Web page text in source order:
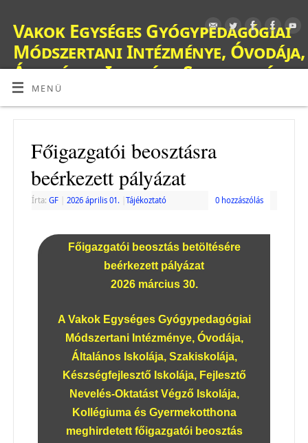
Vakok Egységes Gyógypedagógiai
Módszertani Intézménye, Óvodája,
Általános Iskolája, Szakiskolája,
Készségfejlesztő Iskolája, Fejlesztő
Nevelés-Oktatást Végző Iskolája,
OM: 038428
MENÜ
Főigazgatói beosztásra
beérkezett pályázat
Írta:GF 2026 április 01. |Tájékoztató 0 hozzászólás
Főigazgatói beosztás betöltésére
beérkezett pályázat
2026 március 30.
A Vakok Egységes Gyógypedagógiai
Módszertani Intézménye, Óvodája,
Általános Iskolája, Szakiskolája,
Készségfejlesztő Iskolája, Fejlesztő
Nevelés-Oktatást Végző Iskolája,
Kollégiuma és Gyermekotthona
meghirdetett főigazgatói beosztás